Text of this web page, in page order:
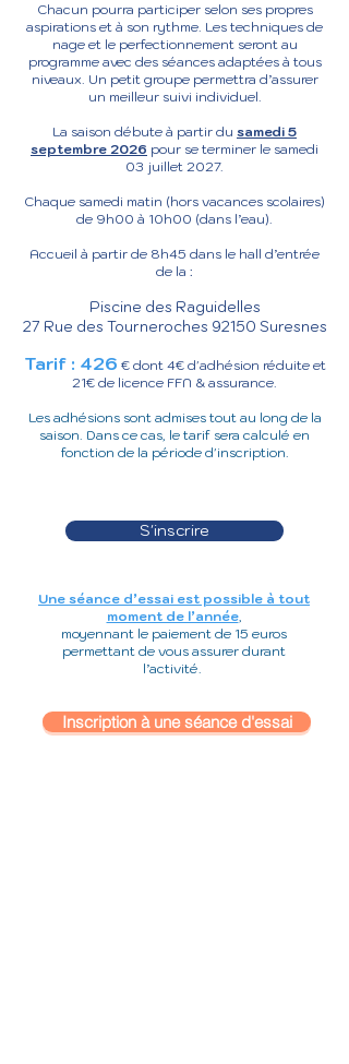
Chacun pourra participer selon ses propres
aspirations et à son rythme. Les techniques de
nage et le perfectionnement seront au
programme avec des séances adaptées à tous
niveaux. Un petit groupe permettra d’assurer
un meilleur suivi individuel.
La saison débute à partir du samedi 5
septembre 2026 pour se terminer le samedi
03 juillet 2027.
Chaque samedi matin (hors vacances scolaires)
de 9h00 à 10h00 (dans l’eau).
Accueil à partir de 8h45 dans le hall d’entrée
de la :
Piscine des Raguidelles
27 Rue des Tourneroches 92150 Suresnes
Tarif : 426 € dont 4€ d'adhésion réduite et
21€ de licence FFN & assurance.
Les adhésions sont admises tout au long de la
saison. Dans ce cas, le tarif sera calculé en
fonction de la période d'inscription.
S'inscrire
Une séance d’essai est possible à tout
moment de l’année,
moyennant le paiement de 15 euros
permettant de vous assurer durant
l’activité.
Inscription à une séance d'essai